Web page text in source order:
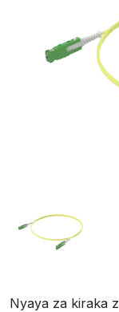
Nyaya za kiraka